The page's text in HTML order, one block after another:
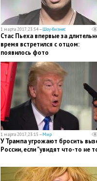
1 марта 2017, 23:54 —Шоу-бизнес
Стас Пьеха впервые за
время встретился с отцом:
появилось фото
1 марта 2017, 23:15 —Мир
У Трампа угрожают бросить
России, если "увидят что-то не